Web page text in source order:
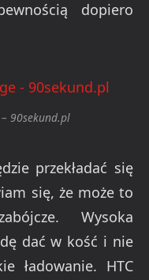
dopiero
90sekund.pl
przekładać się
się, że może to
Wysoka
dać w kość i nie
ładowanie. HTC